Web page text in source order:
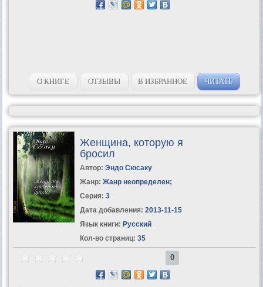
О КНИГЕ ОТЗЫВЫ В ИЗБРАННОЕ ЧИТАТЬ
Женщина, которую я
бросил
Автор: Эндо Сюсаку
Жанр: Жанр неопределен;
Серия: 3
Дата добавления: 2013-11-15
Язык книги: Русский
Кол-во страниц: 35
0